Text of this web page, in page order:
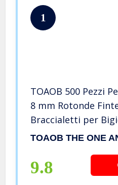
1
TOAOB 500 Pezzi
8 mm Rotonde
Braccialetti per
Artigianato
TOAOB THE ONE
9.8